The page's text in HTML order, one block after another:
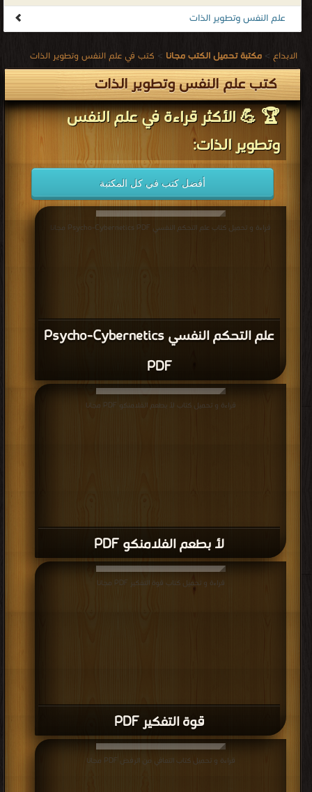
علم النفس وتطوير الذات
الابداع > مكتبة تحميل الكتب مجانا > كتب في علم النفس وتطوير الذات
كتب علم النفس وتطوير الذات
🏆 💪 الأكثر قراءة في علم النفس
وتطوير الذات:
أفضل كتب في كل المكتبة
علم التحكم النفسي Psycho-Cybernetics
PDF
قراءة و تحميل كتاب علم التحكم النفسي Psycho-Cybernetics PDF مجانا
لأ بطعم الفلامنكو PDF
قراءة و تحميل كتاب لأ بطعم الفلامنكو PDF مجانا
قوة التفكير PDF
قراءة و تحميل كتاب قوة التفكير PDF مجانا
قراءة و تحميل كتاب التعافي من الرفض PDF مجانا